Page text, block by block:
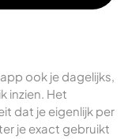
ook je dagelijks,
inzien. Het
dat je eigenlijk per
je exact gebruikt